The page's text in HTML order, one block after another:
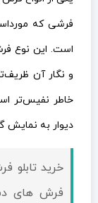
فرشی که
است. این نوع
و نگار آن
خاطر نفیس‌تر
دیوار به
خرید تابلو
فرش های